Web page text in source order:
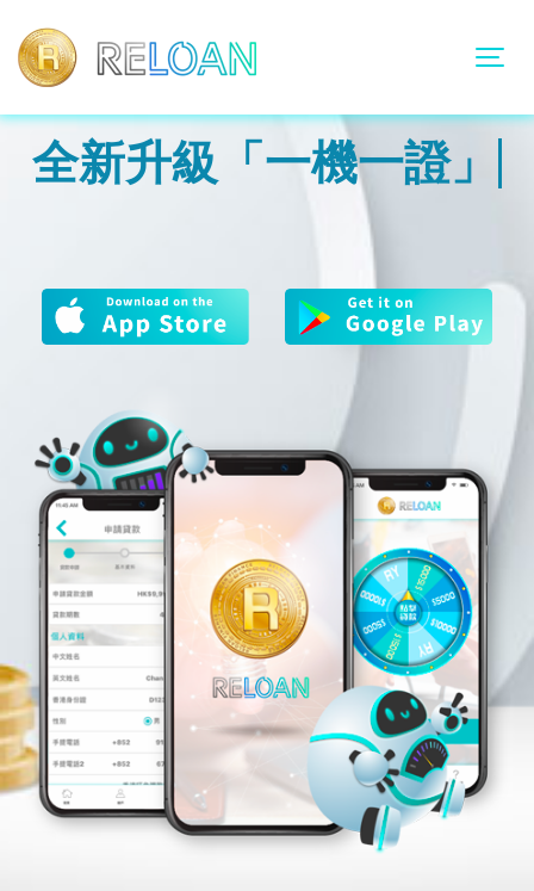
全新升級「一機一證」
極簡貸款AP